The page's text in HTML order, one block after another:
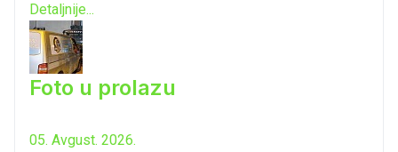
Detaljnije...
Foto u prolazu
05. Avgust. 2026.